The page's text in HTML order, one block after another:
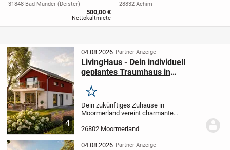
pragmatischem Schnitt
31848 Bad Münder (Deister)
500,00 €
Nettokaltmiete
Embsen - Ihr Traumhaus für
28832 Achim
4
04.08.2026 Partner-Anzeige
LivingHaus - Dein individuell
geplantes Traumhaus in
Merken
Dein zukünftiges Zuhause in
Moormerland vereint charmante
Funktionalität. Dieses projektiert geplante
LivingHaus bietet dir 107 m² Wohnfläche
auf einem großzügigen 797 m²...
26802 Moormerland
04.08.2026 Partner-Anzeige